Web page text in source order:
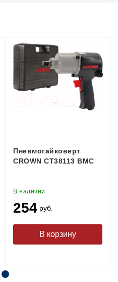
Пневмогайковерт
CROWN CT38113 BMC
В наличии
254 руб.